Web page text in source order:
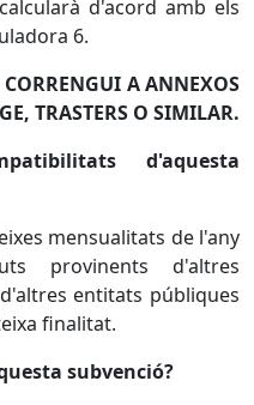
d'acord amb els
6.
A ANNEXOS
TRASTERS O SIMILAR.
d'aquesta
mensualitats de l'any
provinents d'altres
entitats públiques
finalitat.
subvenció?